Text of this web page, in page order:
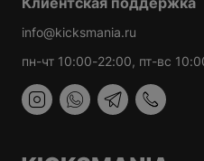
info@kicksmania.ru
пн-чт 10:00-22:00, пт-вс